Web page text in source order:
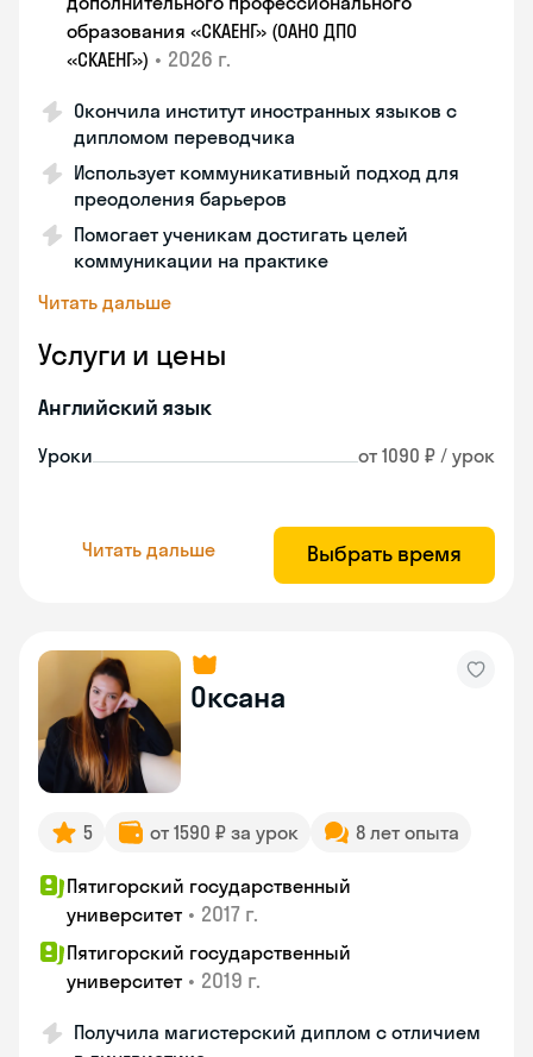
образования «СКАЕНГ» (ОАНО ДПО
«СКАЕНГ») • 2026 г.
Окончила институт иностранных языков с
дипломом переводчика
Использует коммуникативный подход для
преодоления барьеров
Помогает ученикам достигать целей
коммуникации на практике
Читать дальше
Услуги и цены
Английский язык
Уроки от 1090 ₽ / урок
Читать дальше Выбрать время
Оксана
5 от 1590 ₽ за урок 8 лет опыта
Пятигорский государственный
университет • 2017 г.
Пятигорский государственный
университет • 2019 г.
Получила магистерский диплом с отличием